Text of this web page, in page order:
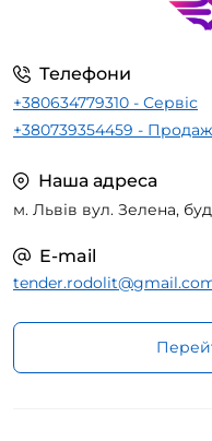
Телефони
+380634779310 - Сервіс
+380739354459 - Продаж
Наша адреса
м. Львів вул. Зелена, буд.
E-mail